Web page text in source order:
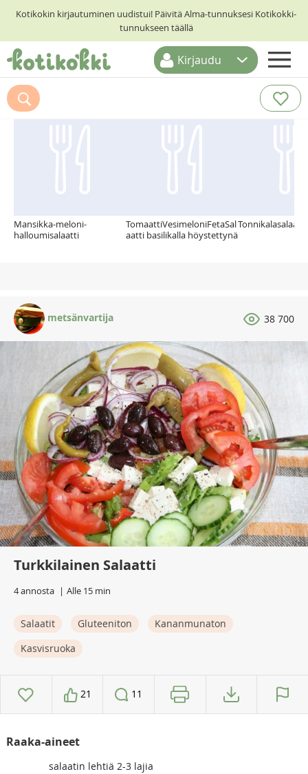
Kotikokin kirjautuminen uudistui! Päivitä Alma-tunnuksesi Kotikokki-
tunnukseen täällä
ETUSIVU
RESEPTIHAKU
Kirjaudu
Suosittelemme myös
Mansikka-meloni-
halloumisalaatti
TomaattiVesimeloniFetaSal
aatti basilikalla höystettynä
Tonnikalasalaatti
metsänvartija 38 700
Turkkilainen Salaatti
4 annosta Alle 15 min
Salaatit Gluteeniton
Kananmunaton
Kasvisruoka
21 11
Raaka-aineet
salaatin lehtiä 2-3 lajia